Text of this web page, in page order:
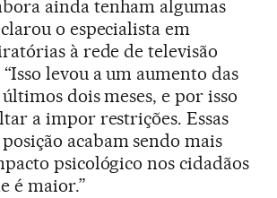
ainda tenham algumas
o especialista em
à rede de televisão
levou a um aumento das
dois meses, e por isso
a impor restrições. Essas
acabam sendo mais
psicológico nos cidadãos
é maior.”